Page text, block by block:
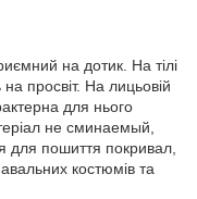
на дотик. На тілі
просвіт. На лицьовій
для нього
не сминаемый,
для пошиття покривал,
костюмів та